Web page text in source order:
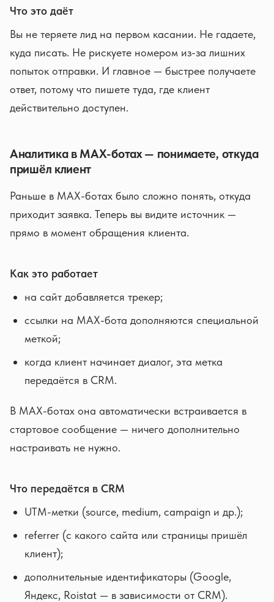
Что это даёт
Вы не теряете лид на первом касании. Не гадаете,
куда писать. Не рискуете номером из-за лишних
попыток отправки. И главное — быстрее получаете
ответ, потому что пишете туда, где клиент
действительно доступен.
Аналитика в MAX-ботах — понимаете, откуда
пришёл клиент
Раньше в MAX-ботах было сложно понять, откуда
приходит заявка. Теперь вы видите источник —
прямо в момент обращения клиента.
Как это работает
на сайт добавляется трекер;
ссылки на MAX-бота дополняются специальной
меткой;
когда клиент начинает диалог, эта метка
передаётся в CRM.
В MAX-ботах она автоматически встраивается в
стартовое сообщение — ничего дополнительно
настраивать не нужно.
Что передаётся в CRM
UTM-метки (source, medium, campaign и др.);
referrer (с какого сайта или страницы пришёл
клиент);
дополнительные идентификаторы (Google,
Яндекс, Roistat — в зависимости от CRM).